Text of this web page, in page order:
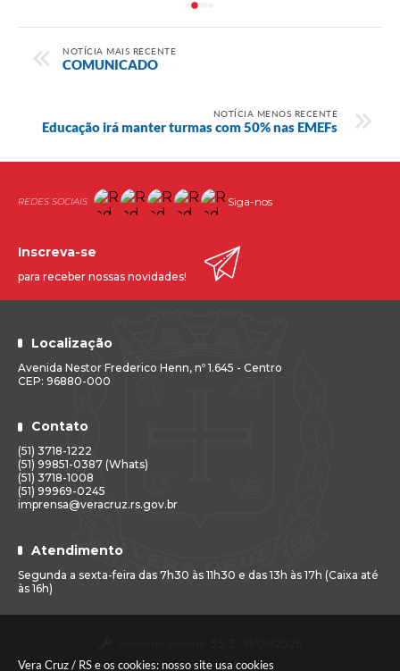
Vera Cruz / RS e os cookies: nosso site usa cookies
NOTÍCIA MAIS RECENTE
COMUNICADO
NOTÍCIA MENOS RECENTE
Educação irá manter turmas com 50% nas EMEFs
Siga-nos
Localização
Avenida Nestor Frederico Henn, nº 1.645 - Centro
CEP: 96880-000
Contato
(51) 3718-1222
(51) 99851-0387 (Whats)
(51) 3718-1008
(51) 99969-0245
imprensa@veracruz.rs.gov.br
Atendimento
Segunda a sexta-feira das 7h30 às 11h30 e das 13h às 17h (Caixa até
às 16h)
Inscreva-se
para receber nossas novidades!